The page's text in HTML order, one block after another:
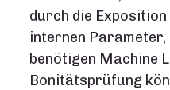
durch die
internen
benötigen Machine
Bonitätsprüfung